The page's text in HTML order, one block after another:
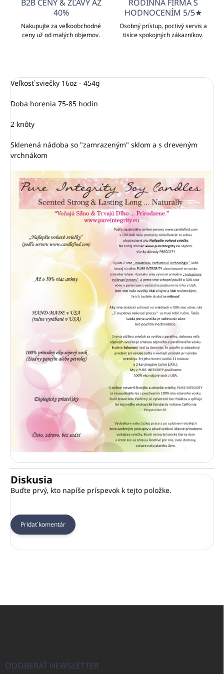
B2B CENY & ZĽAVY AŽ
40%
Nakupujte za veľkoobchodné
ceny už od malých objemov.
RODINNÁ FIRMA S
HODNOCENÍM 5/5★
Osobný prístup, poctivý servis a
tisíce spokojných zákazníkov.
Veľkosť sviečky 16oz - 454g
Doba horenia 75-85 hodín
2 knôty
Sklenená nádoba so "zamrazeným" sklom a s dreveným
vrchnákom
Diskusia
Buďte prvý, kto napíše príspevok k tejto položke.
Pridať komentár
ODOBERAŤ NEWSLETTER